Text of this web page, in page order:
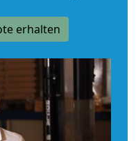
erhalten